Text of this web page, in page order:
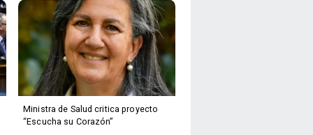
Ministra de Salud critica proyecto
“Escucha su Corazón”